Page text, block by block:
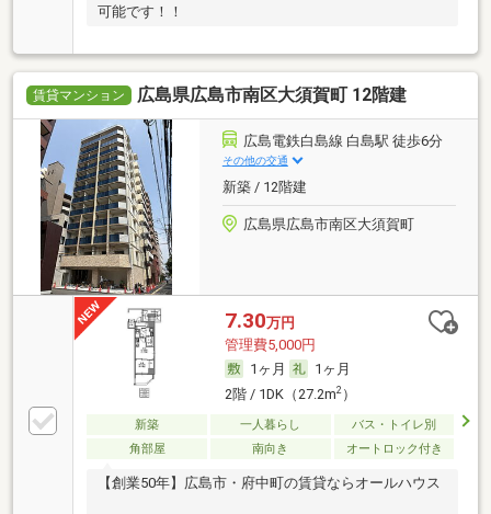
可能です！！
賃貸マンション 広島県広島市南区大須賀町 12階建
広島電鉄白島線 白島駅 徒歩6分
その他の交通
新築 / 12階建
広島県広島市南区大須賀町
7.30万円
管理費5,000円
1ヶ月
1ヶ月
2階 / 1DK（27.2m2）
新築 一人暮らし
バス・トイレ別
角部屋
南向き オートロック付き
【創業50年】広島市・府中町の賃貸ならオールハウス